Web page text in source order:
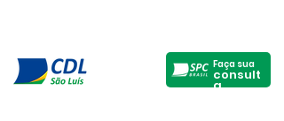
Faça sua
consult
a